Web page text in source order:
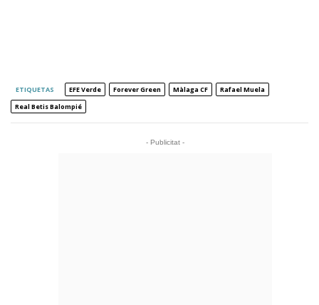
ETIQUETAS EFE Verde Forever Green Màlaga CF
Rafael Muela
Real Betis Balompié
- Publicitat -